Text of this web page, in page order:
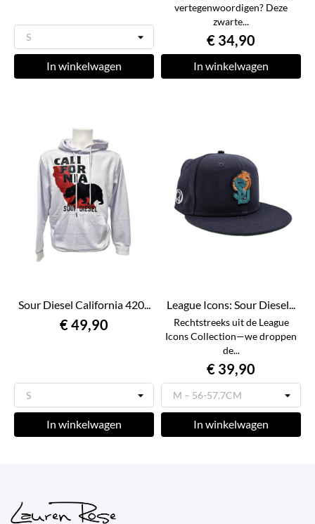
In winkelwagen
vertegenwoordigen? Deze
zwarte...
€ 34,90
In winkelwagen
Sour Diesel California 420...
€ 49,90
In winkelwagen
League Icons: Sour Diesel...
Rechtstreeks uit de League
Icons Collection—we droppen
de...
€ 39,90
In winkelwagen